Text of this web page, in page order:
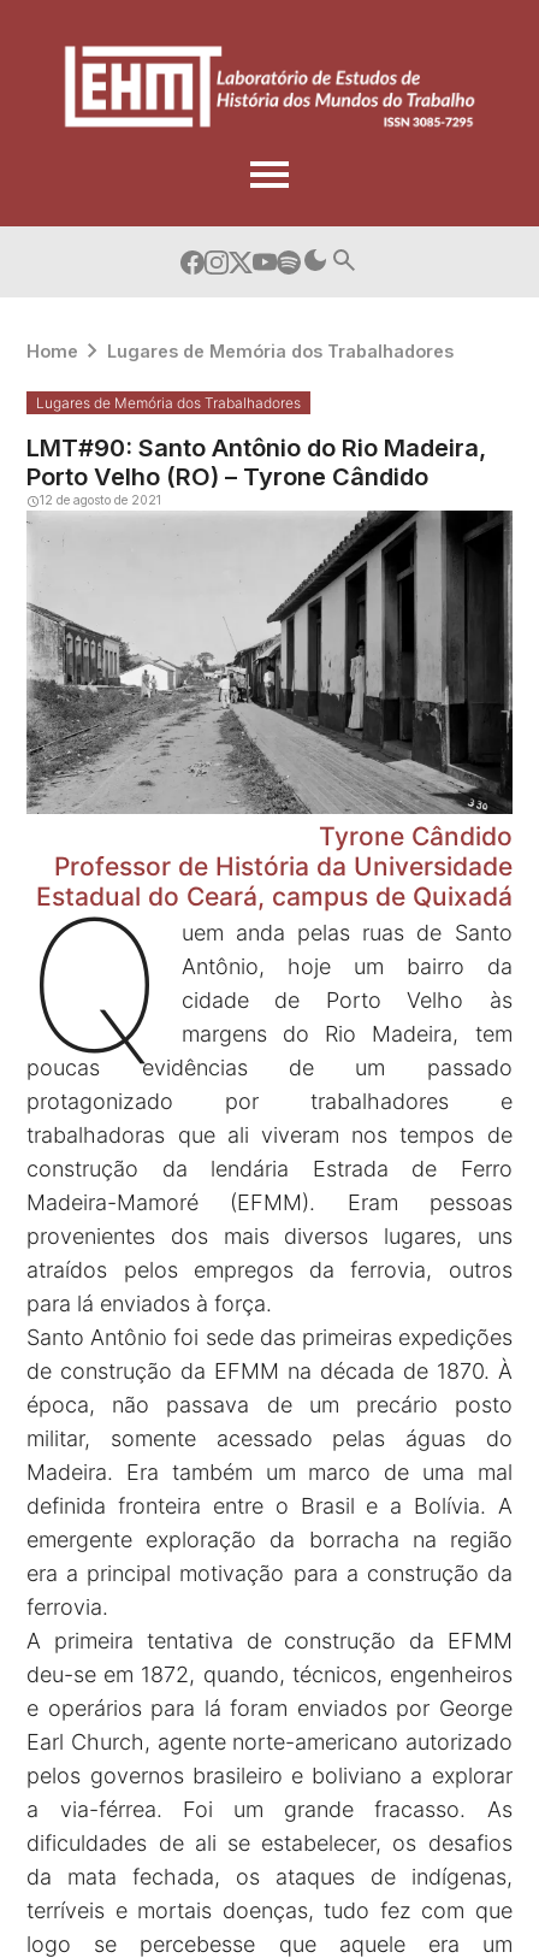
Home Lugares de Memória dos Trabalhadores
Lugares de Memória dos Trabalhadores
LMT#90: Santo Antônio do Rio Madeira,
Porto Velho (RO) – Tyrone Cândido
12 de agosto de 2021
Tyrone Cândido
Professor de História da Universidade
Estadual do Ceará, campus de Quixadá
Q
uem anda pelas ruas de Santo
Antônio, hoje um bairro da
cidade de Porto Velho às
margens do Rio Madeira, tem
poucas evidências de um passado
protagonizado por trabalhadores e
trabalhadoras que ali viveram nos tempos de
construção da lendária Estrada de Ferro
Madeira-Mamoré (EFMM). Eram pessoas
provenientes dos mais diversos lugares, uns
atraídos pelos empregos da ferrovia, outros
para lá enviados à força.
Santo Antônio foi sede das primeiras expedições
de construção da EFMM na década de 1870. À
época, não passava de um precário posto
militar, somente acessado pelas águas do
Madeira. Era também um marco de uma mal
definida fronteira entre o Brasil e a Bolívia. A
emergente exploração da borracha na região
era a principal motivação para a construção da
ferrovia.
A primeira tentativa de construção da EFMM
deu-se em 1872, quando, técnicos, engenheiros
e operários para lá foram enviados por George
Earl Church, agente norte-americano autorizado
pelos governos brasileiro e boliviano a explorar
a via-férrea. Foi um grande fracasso. As
dificuldades de ali se estabelecer, os desafios
da mata fechada, os ataques de indígenas,
terríveis e mortais doenças, tudo fez com que
logo se percebesse que aquele era um